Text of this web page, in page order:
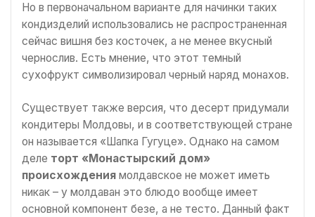
Но в первоначальном варианте для начинки таких
кондизделий использовались не распространенная
сейчас вишня без косточек, а не менее вкусный
чернослив. Есть мнение, что этот темный
сухофрукт символизировал черный наряд монахов.
Существует также версия, что десерт придумали
кондитеры Молдовы, и в соответствующей стране
он называется «Шапка Гугуце». Однако на самом
деле торт «Монастырский дом»
происхождения молдавское не может иметь
никак – у молдаван это блюдо вообще имеет
основной компонент безе, а не тесто. Данный факт